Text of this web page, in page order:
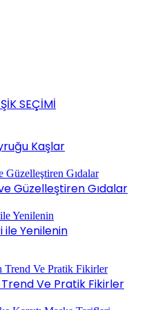
SEÇİMİ
Kaşlar
Güzelleştiren Gıdalar
Yenilenin
Trend Ve Pratik Fikirler